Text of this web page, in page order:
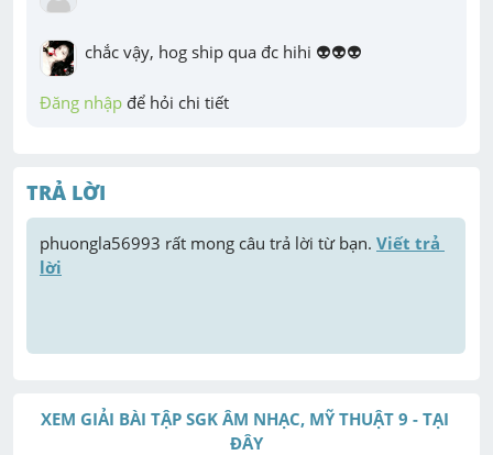
chắc vậy, hog ship qua đc hihi 👽👽👽
Đăng nhập để hỏi chi tiết
TRẢ LỜI
phuongla56993 rất mong câu trả lời từ bạn. Viết trả
lời
XEM GIẢI BÀI TẬP SGK ÂM NHẠC, MỸ THUẬT 9 - TẠI
ĐÂY